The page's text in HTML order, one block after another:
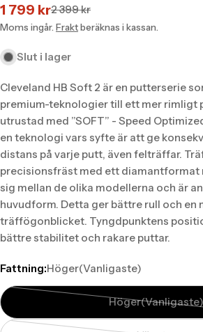
Translation
missing:
1 799 kr
Translation
missing:
2 399 kr
Moms ingår. Fraktberäknas i kassan.
Slut i lager
Cleveland HB Soft 2 är en putterserie
premium-teknologier till ett mer rimligt
utrustad med ”SOFT” - Speed
en teknologi vars syfte är att ge
distans på varje putt, även felträffar.
precisionsfräst med ett diamantformat
sig mellan de olika modellerna och är
huvudform. Detta ger bättre rull och en
träffögonblicket. Tyngdpunktens
bättre stabilitet och rakare puttar.
Fattning:Höger(Vanligaste)
Höger(Vanligaste)